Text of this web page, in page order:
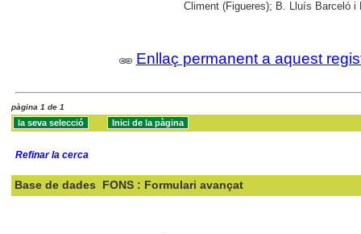
Climent (Figueres); B. Lluís Barceló i
Enllaç permanent a aquest
pàgina 1 de 1
Refinar la cerca
Base de dades FONS : Formulari avançat